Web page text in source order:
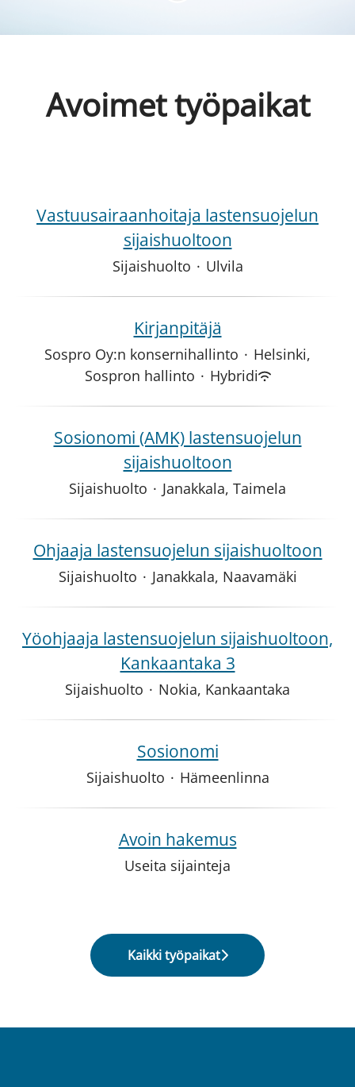
Avoimet työpaikat
Vastuusairaanhoitaja lastensuojelun
sijaishuoltoon
Sijaishuolto · Ulvila
Kirjanpitäjä
Sospro Oy:n konsernihallinto · Helsinki,
Sospron hallinto · Hybridi
Sosionomi (AMK) lastensuojelun
sijaishuoltoon
Sijaishuolto · Janakkala, Taimela
Ohjaaja lastensuojelun sijaishuoltoon
Sijaishuolto · Janakkala, Naavamäki
Yöohjaaja lastensuojelun sijaishuoltoon,
Kankaantaka 3
Sijaishuolto · Nokia, Kankaantaka
Sosionomi
Sijaishuolto · Hämeenlinna
Avoin hakemus
Useita sijainteja
Kaikki työpaikat